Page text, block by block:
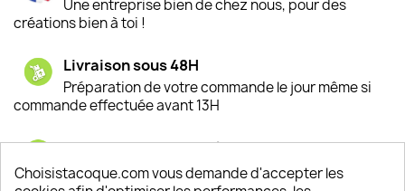
Une entreprise bien de chez nous, pour des
créations bien à toi !
Livraison sous 48H
Préparation de votre commande le jour même si
commande effectuée avant 13H
Satisfaction de nos clients
Depuis 2009, entre 92% et 94% de nos clients
Choisistacoque.com vous demande d'accepter les